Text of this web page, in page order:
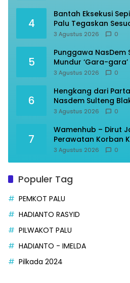
4
Bantah Eksekusi
Palu Tegaskan
3 Agustus 2026 0
5
Punggawa
Mundur ‘Gara-gara’
3 Agustus 2026 0
6
Hengkang dari
Nasdem Sulteng
3 Agustus 2026 0
7
Wamenhub – Dirut
Perawatan Korban
Optimal
3 Agustus 2026 0
Populer Tag
PEMKOT PALU
HADIANTO RASYID
PILWAKOT PALU
HADIANTO - IMELDA
Pilkada 2024